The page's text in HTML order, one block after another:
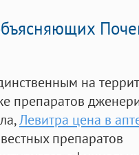
на
препаратов
,Левитра цена в
препаратов